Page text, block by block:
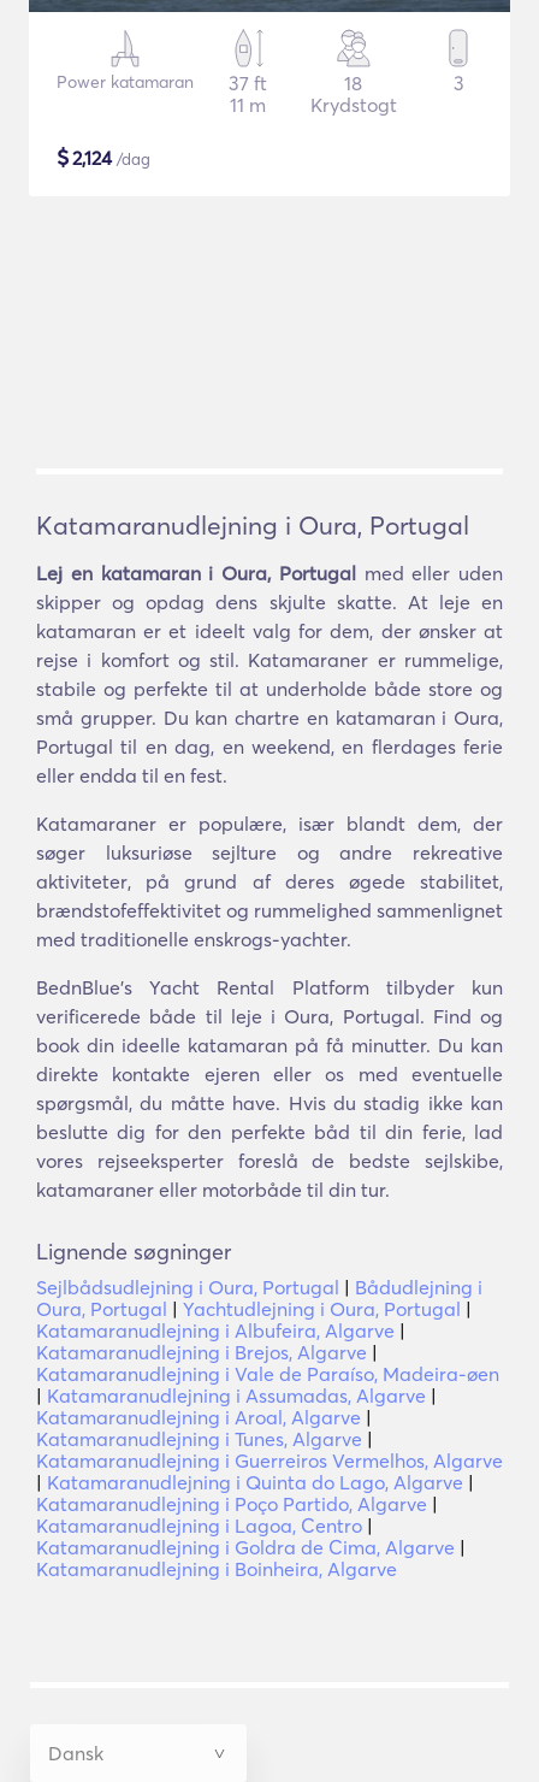
Power katamaran
37 ft
11 m
18
Krydstogt
3
$2,124/dag
Katamaranudlejning i Oura, Portugal
Lej en katamaran i Oura, Portugal med eller uden
skipper og opdag dens skjulte skatte. At leje en
katamaran er et ideelt valg for dem, der ønsker at
rejse i komfort og stil. Katamaraner er rummelige,
stabile og perfekte til at underholde både store og
små grupper. Du kan chartre en katamaran i Oura,
Portugal til en dag, en weekend, en flerdages ferie
eller endda til en fest.
Katamaraner er populære, især blandt dem, der
søger luksuriøse sejlture og andre rekreative
aktiviteter, på grund af deres øgede stabilitet,
brændstofeffektivitet og rummelighed sammenlignet
med traditionelle enskrogs-yachter.
BednBlue's Yacht Rental Platform tilbyder kun
verificerede både til leje i Oura, Portugal. Find og
book din ideelle katamaran på få minutter. Du kan
direkte kontakte ejeren eller os med eventuelle
spørgsmål, du måtte have. Hvis du stadig ikke kan
beslutte dig for den perfekte båd til din ferie, lad
vores rejseeksperter foreslå de bedste sejlskibe,
katamaraner eller motorbåde til din tur.
Lignende søgninger
Sejlbådsudlejning i Oura, Portugal | Bådudlejning i
Oura, Portugal | Yachtudlejning i Oura, Portugal |
Katamaranudlejning i Albufeira, Algarve |
Katamaranudlejning i Brejos, Algarve |
Katamaranudlejning i Vale de Paraíso, Madeira-øen
| Katamaranudlejning i Assumadas, Algarve |
Katamaranudlejning i Aroal, Algarve |
Katamaranudlejning i Tunes, Algarve |
Katamaranudlejning i Guerreiros Vermelhos, Algarve
| Katamaranudlejning i Quinta do Lago, Algarve |
Katamaranudlejning i Poço Partido, Algarve |
Katamaranudlejning i Lagoa, Centro |
Katamaranudlejning i Goldra de Cima, Algarve |
Katamaranudlejning i Boinheira, Algarve